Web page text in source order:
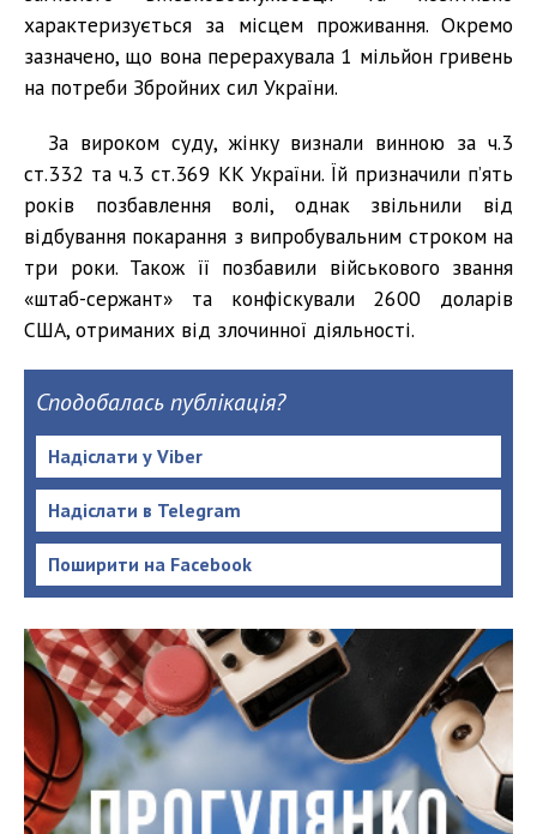
характеризується за місцем проживання. Окремо
зазначено, що вона перерахувала 1 мільйон гривень
на потреби Збройних сил України.
За вироком суду, жінку визнали винною за ч.3
ст.332 та ч.3 ст.369 КК України. Їй призначили п’ять
років позбавлення волі, однак звільнили від
відбування покарання з випробувальним строком на
три роки. Також її позбавили військового звання
«штаб-сержант» та конфіскували 2600 доларів
США, отриманих від злочинної діяльності.
Сподобалась публікація?
Надіслати у Viber
Надіслати в Telegram
Поширити на Facebook